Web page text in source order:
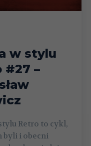
w stylu
#27 –
Retro to cykl,
byli i obecni